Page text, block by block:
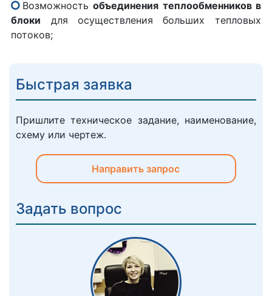
Возможностьобъединения теплообменников в
блоки для осуществления больших тепловых
потоков;
Быстрая заявка
Пришлите техническое задание, наименование,
схему или чертеж.
Направить запрос
Задать вопрос